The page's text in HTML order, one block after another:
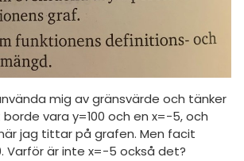
mig av gränsvärde och tänker
vara y=100 och en x=-5, och
jag tittar på grafen. Men facit
Varför är inte x=-5 också det?
Om Pluggakuten
Allmänna villkor